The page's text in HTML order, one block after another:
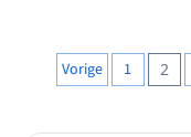
Berichten
Vorige 1 2